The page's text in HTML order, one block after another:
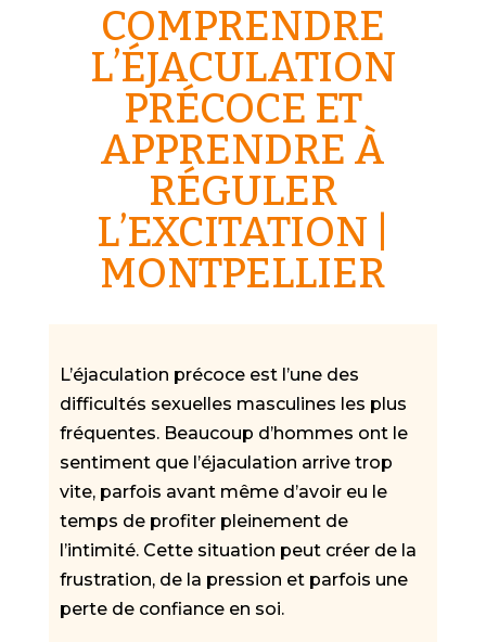
COMPRENDRE
L’ÉJACULATION
PRÉCOCE ET
APPRENDRE À
RÉGULER
L’EXCITATION |
MONTPELLIER
L’éjaculation précoce est l’une des
difficultés sexuelles masculines les plus
fréquentes. Beaucoup d’hommes ont le
sentiment que l’éjaculation arrive trop
vite, parfois avant même d’avoir eu le
temps de profiter pleinement de
l’intimité. Cette situation peut créer de la
frustration, de la pression et parfois une
perte de confiance en soi.